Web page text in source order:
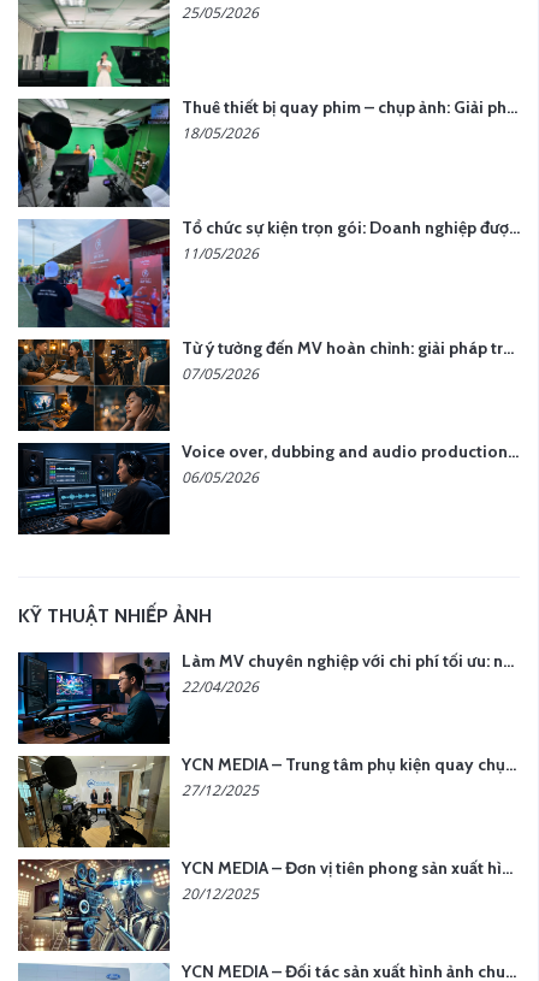
25/05/2026
Thuê thiết bị quay phim – chụp ảnh: Giải pháp tối ưu chi phí cho doanh nghiệp
18/05/2026
Tổ chức sự kiện trọn gói: Doanh nghiệp được gì khi chọn đơn vị chuyên nghiệp?
11/05/2026
Từ ý tưởng đến MV hoàn chỉnh: giải pháp trọn gói tại YCN Media
07/05/2026
Voice over, dubbing and audio production services in Vietnam for global content
06/05/2026
KỸ THUẬT NHIẾP ẢNH
Làm MV chuyên nghiệp với chi phí tối ưu: nên chọn quay thực tế hay video AI?
22/04/2026
YCN MEDIA – Trung tâm phụ kiện quay chụp tại Hà Nội
27/12/2025
YCN MEDIA – Đơn vị tiên phong sản xuất hình ảnh & âm thanh bằng AI tại Hà Nội
20/12/2025
YCN MEDIA – Đối tác sản xuất hình ảnh chuyên nghiệp cho doanh nghiệp tại Hà Nội